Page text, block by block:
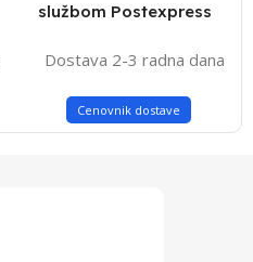
službom Postexpress
Dostava 2-3 radna dana
Cenovnik dostave